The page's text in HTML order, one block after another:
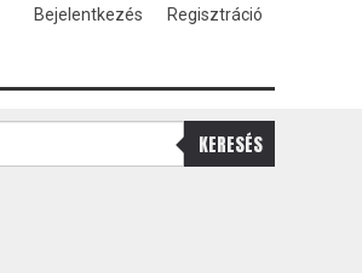
Bejelentkezés Regisztráció
KERESÉS